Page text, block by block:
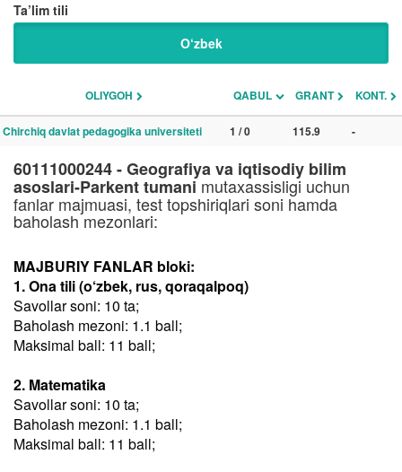
Ta’lim tili
O‘zbek
OLIYGOH QABUL GRANT KONT.
Chirchiq davlat pedagogika universiteti 1 / 0 115.9 -
60111000244 - Geografiya va iqtisodiy bilim
asoslari-Parkent tumanimutaxassisligi uchun
fanlar majmuasi, test topshiriqlari soni hamda
baholash mezonlari:
MAJBURIY FANLAR bloki:
1. Ona tili (o‘zbek, rus, qoraqalpoq)
Savollar soni: 10 ta;
Baholash mezoni: 1.1 ball;
Maksimal ball: 11 ball;
2. Matematika
Savollar soni: 10 ta;
Baholash mezoni: 1.1 ball;
Maksimal ball: 11 ball;